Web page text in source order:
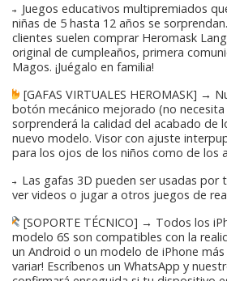
→ Juegos educativos multipremiados
niñas de 5 hasta 12 años se
clientes suelen comprar Heromask
original de cumpleaños, primera
Magos. ¡Juégalo en familia!
[GAFAS VIRTUALES HEROMASK] →
botón mecánico mejorado (no necesita
sorprenderá la calidad del acabado de
nuevo modelo. Visor con ajuste
para los ojos de los niños como de los
→ Las gafas 3D pueden ser usadas por
ver videos o jugar a otros juegos de
[SOPORTE TÉCNICO] → Todos los
modelo 6S son compatibles con la
un Android o un modelo de iPhone más
variar! Escríbenos un WhatsApp y